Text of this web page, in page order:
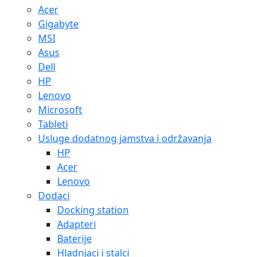
Acer
Gigabyte
MSI
Asus
Dell
HP
Lenovo
Microsoft
Tableti
Usluge dodatnog jamstva i održavanja
HP
Acer
Lenovo
Dodaci
Docking station
Adapteri
Baterije
Hladnjaci i stalci